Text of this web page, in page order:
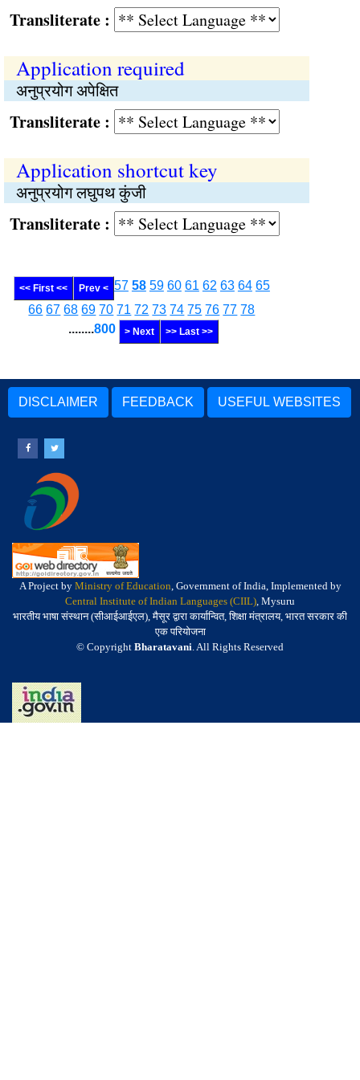
:
Application required
अनुप्रयोग अपेक्षित
:
Application shortcut key
अनुप्रयोग लघुपथ कुंजी
:
<< First << Prev < 57 58 59 60 61 62 63 64 65
66 67 68 69 70 71 72 73 74 75 76 77 78
........800 > Next >> Last >>
DISCLAIMER FEEDBACK USEFUL WEBSITES
A Project by Ministry of Education, Government of India, Implemented by
Central Institute of Indian Languages (CIIL), Mysuru
भारतीय भाषा संस्थान (सीआईआईएल), मैसूर द्वारा कार्यान्वित, शिक्षा मंत्रालय, भारत सरकार की
एक परियोजना
© Copyright Bharatavani. All Rights Reserved